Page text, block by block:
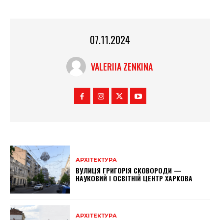
07.11.2024
VALERIIA ZENKINA
АРХІТЕКТУРА
ВУЛИЦЯ ГРИГОРІЯ СКОВОРОДИ —
НАУКОВИЙ І ОСВІТНІЙ ЦЕНТР ХАРКОВА
АРХІТЕКТУРА